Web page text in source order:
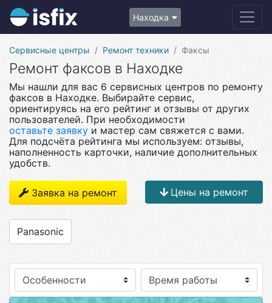
Находка
Сервисные центры Ремонт техники Факсы
Ремонт факсов в Находке
Мы нашли для вас 6 сервисных центров по ремонту
факсов в Находке. Выбирайте сервис,
ориентируясь на его рейтинг и отзывы от других
пользователей. При необходимости
оставьте заявку и мастер сам свяжется с вами.
Для подсчёта рейтинга мы используем: отзывы,
наполненность карточки, наличие дополнительных
удобств.
Заявка на ремонт Цены на ремонт
Panasonic
Особенности